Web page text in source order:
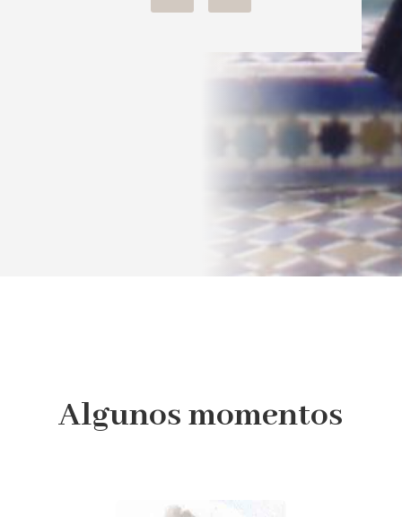
Algunos momentos